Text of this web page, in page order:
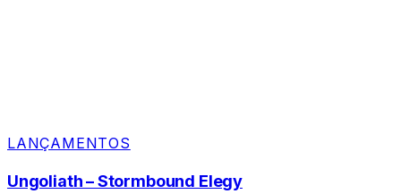
LANÇAMENTOS
Ungoliath – Stormbound Elegy